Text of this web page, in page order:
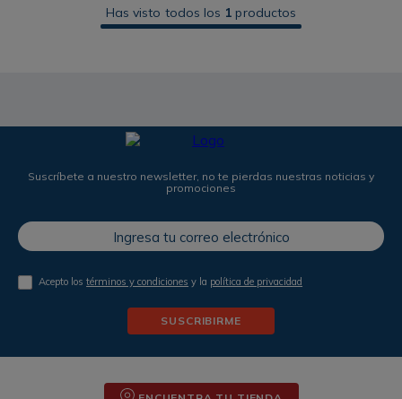
Has visto todos los 1 productos
Suscríbete a nuestro newsletter, no te pierdas nuestras noticias y
promociones
Acepto lostérminos y condiciones y la política de privacidad
SUSCRIBIRME